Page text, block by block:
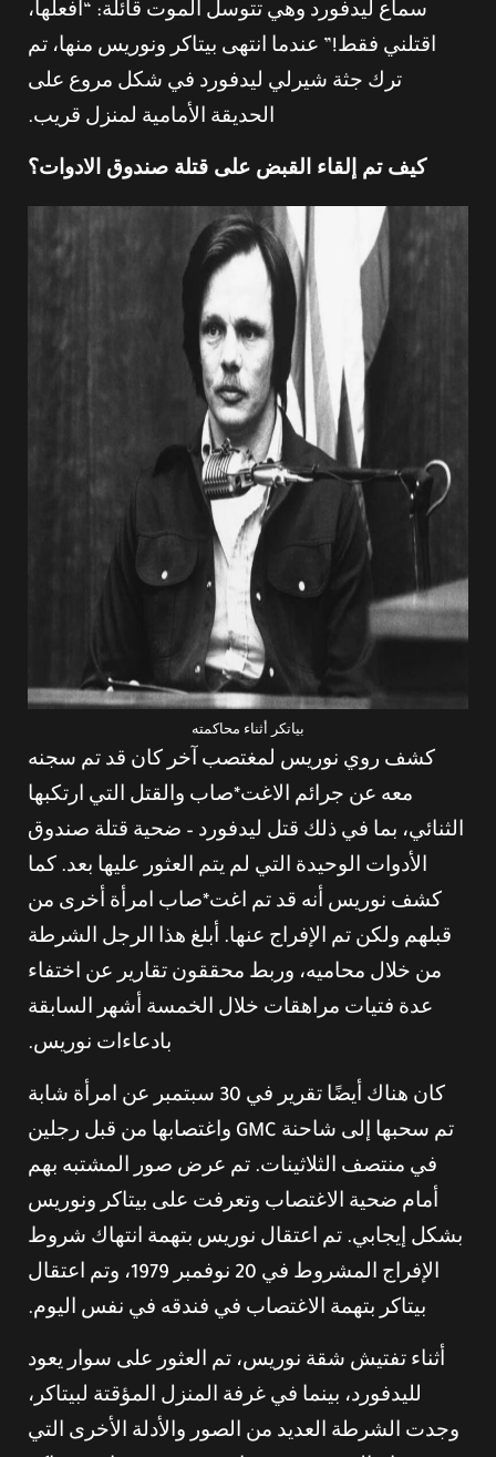
سماع ليدفورد وهي تتوسل الموت قائلة: “افعلها،
اقتلني فقط!” عندما انتهى بيتاكر ونوريس منها، تم
ترك جثة شيرلي ليدفورد في شكل مروع على
الحديقة الأمامية لمنزل قريب.
كيف تم إلقاء القبض على قتلة صندوق الادوات؟
بياتكر أثناء محاكمته
كشف روي نوريس لمغتصب آخر كان قد تم سجنه
معه عن جرائم الاغت*صاب والقتل التي ارتكبها
الثنائي، بما في ذلك قتل ليدفورد – ضحية قتلة صندوق
الأدوات الوحيدة التي لم يتم العثور عليها بعد. كما
كشف نوريس أنه قد تم اغت*صاب امرأة أخرى من
قبلهم ولكن تم الإفراج عنها. أبلغ هذا الرجل الشرطة
من خلال محاميه، وربط محققون تقارير عن اختفاء
عدة فتيات مراهقات خلال الخمسة أشهر السابقة
بادعاءات نوريس.
كان هناك أيضًا تقرير في 30 سبتمبر عن امرأة شابة
تم سحبها إلى شاحنة GMC واغتصابها من قبل رجلين
في منتصف الثلاثينات. تم عرض صور المشتبه بهم
أمام ضحية الاغتصاب وتعرفت على بيتاكر ونوريس
بشكل إيجابي. تم اعتقال نوريس بتهمة انتهاك شروط
الإفراج المشروط في 20 نوفمبر 1979، وتم اعتقال
بيتاكر بتهمة الاغتصاب في فندقه في نفس اليوم.
أثناء تفتيش شقة نوريس، تم العثور على سوار يعود
لليدفورد، بينما في غرفة المنزل المؤقتة لبيتاكر،
وجدت الشرطة العديد من الصور والأدلة الأخرى التي